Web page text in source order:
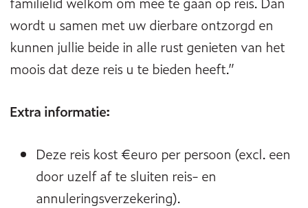
wordt u samen met uw dierbare ontzorgd en
kunnen jullie beide in alle rust genieten van het
moois dat deze reis u te bieden heeft.”
Extra informatie:
Deze reis kost €euro per persoon (excl. een
door uzelf af te sluiten reis- en
annuleringsverzekering).